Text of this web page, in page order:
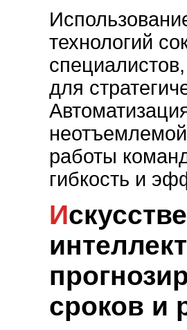
технологий
для
работы
гибкость и
Искусственный
сроков и